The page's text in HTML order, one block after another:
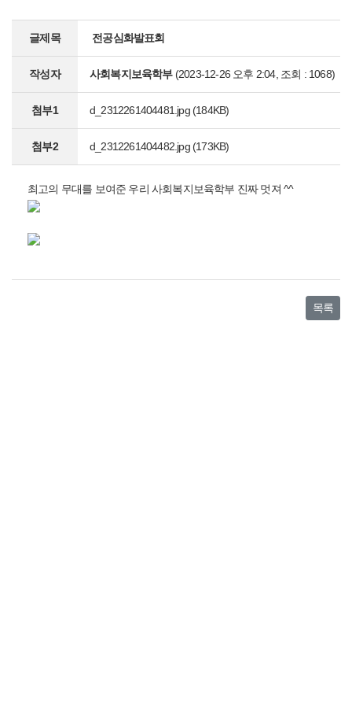
글제목 전공심화발표회
작성자 사회복지보육학부(2023-12-26 오후 2:04, 조회 : 1068)
첨부1 d_2312261404481.jpg(184KB)
첨부2 d_2312261404482.jpg(173KB)
최고의 무대를 보여준 우리 사회복지보육학부 진짜 멋져 ^^
목록